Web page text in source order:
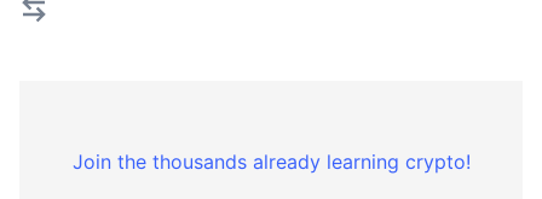
Join the thousands already learning crypto!